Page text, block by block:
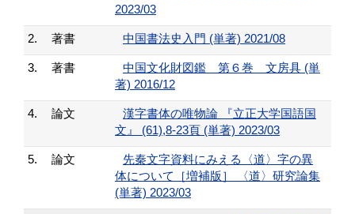
2023/03
2. 著書 中国書法史入門 (単著) 2021/08
3. 著書
中国文化財図鑑 第６巻 文房具 (単
著) 2016/12
4. 論文
漢字書体の唯物論 『立正大学国語国
文』 (61),8-23頁 (単著) 2023/03
5. 論文
先秦文字資料にみえる〈道〉字の異
体について［増補版］ 〈道〉研究論集
(単著) 2023/03